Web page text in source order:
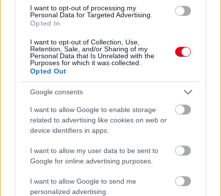
I want to opt-out of processing my
Personal Data for Targeted Advertising.
Opted In
I want to opt-out of Collection, Use,
Retention, Sale, and/or Sharing of my
Personal Data that Is Unrelated with the
Purposes for which it was collected.
Opted Out
Google consents
I want to allow Google to enable storage
related to advertising like cookies on web or
device identifiers in apps.
I want to allow my user data to be sent to
Google for online advertising purposes.
I want to allow Google to send me
personalized advertising.
a mosogatógépbe